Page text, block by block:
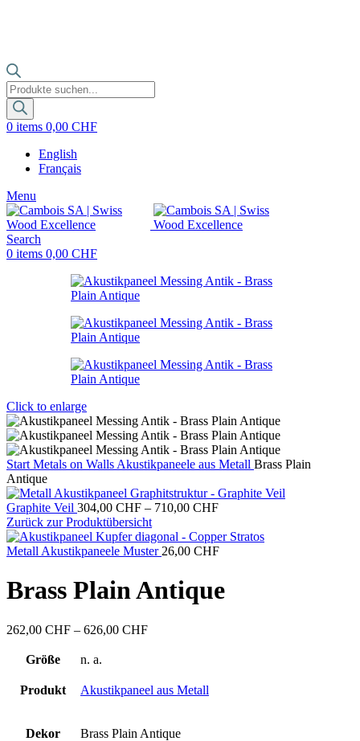
Products
search
0 items 0,00 CHF
English
Français
Menu
Search
0 items 0,00 CHF
Click to enlarge
Start Metals on Walls Akustikpaneele aus Metall Brass Plain
Antique
Graphite Veil 304,00 CHF – 710,00 CHFPreisspanne:
bis
710,00 CHF
Zurück zur Produktübersicht
Metall Akustikpaneele Muster 26,00 CHF
Brass Plain Antique
262,00 CHF – 626,00 CHFPreisspanne:
Größe n. a.
Produkt Akustikpaneel aus Metall
Dekor Brass Plain Antique